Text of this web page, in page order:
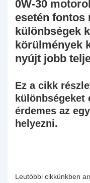
0W-30
esetén fontos
különbségek
körülmények
nyújt jobb
Ez a cikk
különbségeket
érdemes az
helyezni.
Leutóbbi cikkünkben